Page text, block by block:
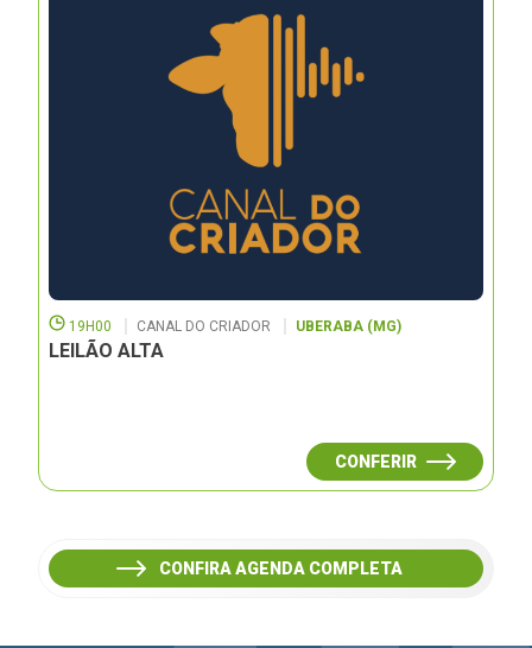
19H00 CANAL DO CRIADOR UBERABA (MG)
LEILÃO ALTA
CONFERIR
CONFIRA AGENDA COMPLETA